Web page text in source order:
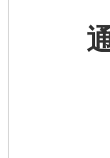
通